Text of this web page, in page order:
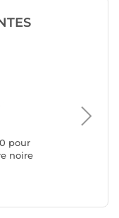
pour
noire